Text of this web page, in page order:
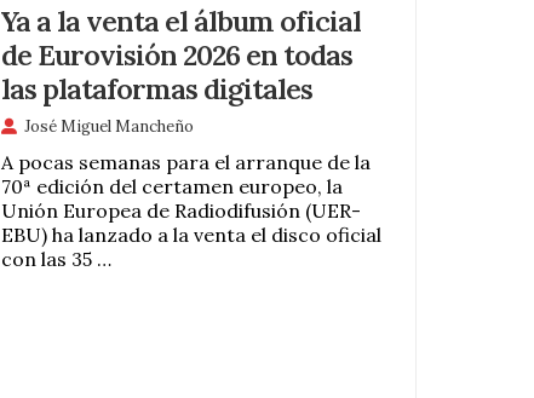
Ya a la venta el álbum oficial
de Eurovisión 2026 en todas
las plataformas digitales
José Miguel Mancheño
A pocas semanas para el arranque de la
70ª edición del certamen europeo, la
Unión Europea de Radiodifusión (UER-
EBU) ha lanzado a la venta el disco oficial
con las 35 …